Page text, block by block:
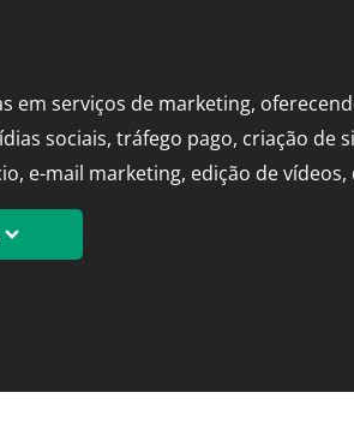
em serviços de marketing,
sociais, tráfego pago, criação de
e-mail marketing, edição de vídeos,